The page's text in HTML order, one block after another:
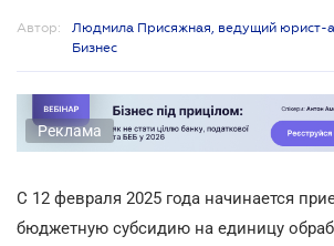
Автор:
Людмила Присяжная, ведущий юрист-
Бизнес
Реклама
С 12 февраля 2025 года начинается
бюджетную субсидию на единицу